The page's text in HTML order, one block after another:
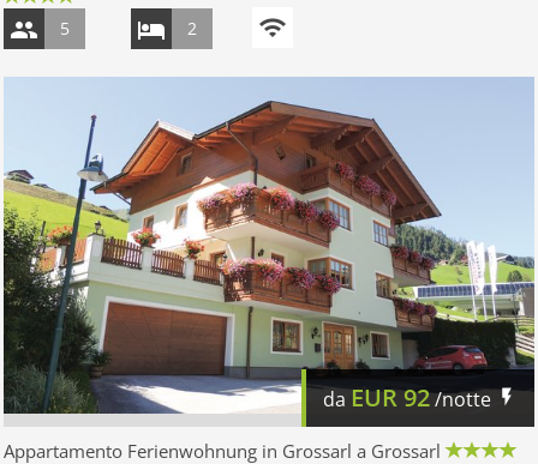
5 2
da EUR92/notte
Appartamento Ferienwohnung in Grossarl a Grossarl